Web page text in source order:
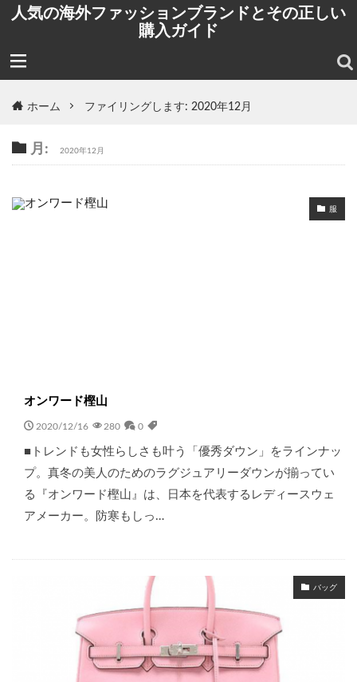
人気の海外ファッションブランドとその正しい
購入ガイド
ホーム ファイリングします: 2020年12月
月: 2020年12月
服
オンワード樫山
2020/12/16 280 0
■トレンドも女性らしさも叶う「優秀ダウン」をラインナッ
プ。真冬の美人のためのラグジュアリーダウンが揃ってい
る『オンワード樫山』は、日本を代表するレディースウェ
アメーカー。防寒もしっ…
バッグ